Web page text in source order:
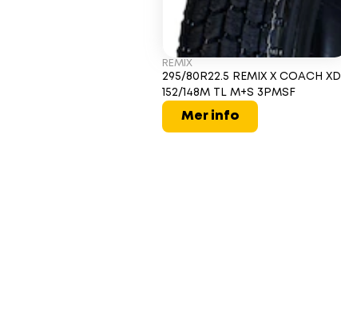
REMIX
295/80R22.5 REMIX X COACH XD
152/148M TL M+S 3PMSF
Mer info